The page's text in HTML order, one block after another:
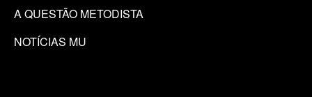
A QUESTÃO METODISTA
NOTÍCIAS MU